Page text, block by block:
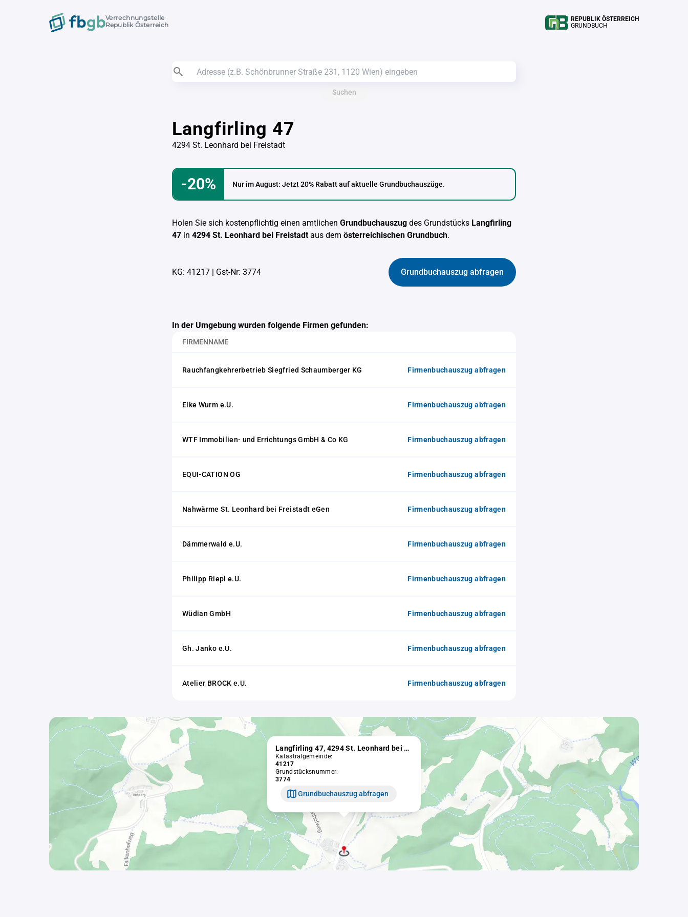
Verrechnungstelle
Republik Österreich
REPUBLIK ÖSTERREICH
GRUNDBUCH
Suchen
Langfirling 47
4294 St. Leonhard bei Freistadt
-20% Nur im August: Jetzt 20% Rabatt auf aktuelle Grundbuchauszüge.
Holen Sie sich kostenpflichtig einen amtlichen Grundbuchauszug des Grundstücks Langfirling
47 in 4294 St. Leonhard bei Freistadtaus dem österreichischen Grundbuch.
KG: 41217 | Gst-Nr: 3774 Grundbuchauszug abfragen
In der Umgebung wurden folgende Firmen gefunden:
FIRMENNAME
Rauchfangkehrerbetrieb Siegfried Schaumberger KG Firmenbuchauszug abfragen
Elke Wurm e.U. Firmenbuchauszug abfragen
WTF Immobilien- und Errichtungs GmbH & Co KG Firmenbuchauszug abfragen
EQUI-CATION OG Firmenbuchauszug abfragen
Nahwärme St. Leonhard bei Freistadt eGen Firmenbuchauszug abfragen
Dämmerwald e.U. Firmenbuchauszug abfragen
Philipp Riepl e.U. Firmenbuchauszug abfragen
Wüdian GmbH Firmenbuchauszug abfragen
Gh. Janko e.U. Firmenbuchauszug abfragen
Atelier BROCK e.U. Firmenbuchauszug abfragen
Langfirling 47, 4294 St. Leonhard bei Freistadt
Katastralgemeinde:
41217
Grundstücksnummer:
3774
Grundbuchauszug abfragen